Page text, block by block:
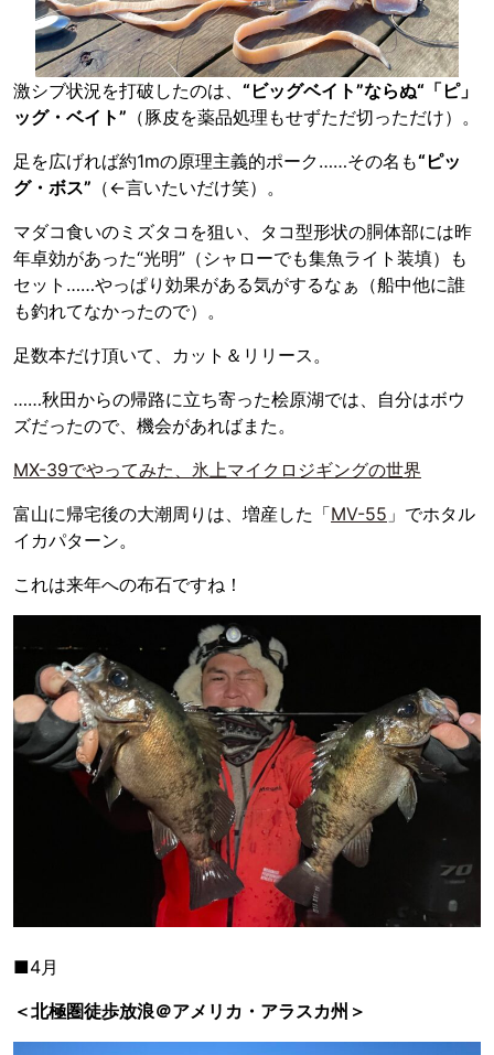
激シブ状況を打破したのは、 “ビッグベイト”ならぬ“「ピ」
ッグ・ベイト” （豚皮を薬品処理もせずただ切っただけ）。
足を広げれば約1mの原理主義的ポーク……その名も“ピッ
グ・ボス” （←言いたいだけ笑）。
マダコ食いのミズタコを狙い、タコ型形状の胴体部には昨
年卓効があった“光明”（シャローでも集魚ライト装填）も
セット……やっぱり効果がある気がするなぁ（船中他に誰
も釣れてなかったので）。
足数本だけ頂いて、カット＆リリース。
……秋田からの帰路に立ち寄った桧原湖では、自分はボウ
ズだったので、機会があればまた。
MX-39でやってみた、氷上マイクロジギングの世界
富山に帰宅後の大潮周りは、増産した「MV-55 」でホタル
イカパターン。
これは来年への布石ですね！
■4月
＜北極圏徒歩放浪＠アメリカ・アラスカ州＞